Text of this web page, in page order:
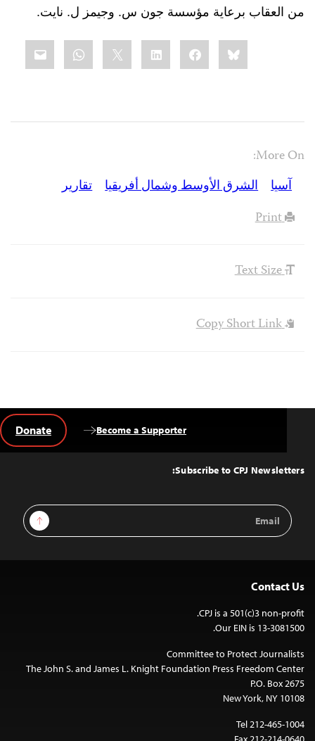
من العقاب برعاية مؤسسة جون س. وجيمز ل. نايت.
Bluesky
Facebook
LinkedIn
More On:
آسيا
الشرق الأوسط وشمال أفريقيا
تقارير
Print
Text Size
Copy Short Link
Top
Subscribe to CPJ Newsletters:
Email
Address
Sign Up
Become a Supporter
Donate
Contact Us
CPJ is a 501(c)3 non-profit.
Our EIN is 13-3081500.
Committee to Protect Journalists
The John S. and James L. Knight Foundation Press Freedom Center
P.O. Box 2675
New York, NY 10108
Tel 212-465-1004